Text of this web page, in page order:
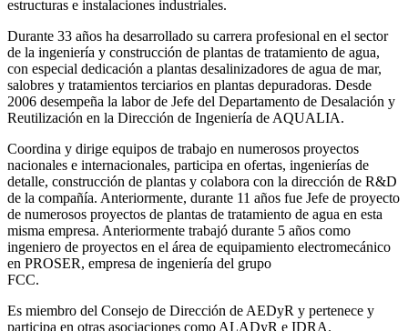
estructuras e instalaciones industriales.
Durante 33 años ha desarrollado su carrera profesional en el sector
de la ingeniería y construcción de plantas de tratamiento de agua,
con especial dedicación a plantas desalinizadores de agua de mar,
salobres y tratamientos terciarios en plantas depuradoras. Desde
2006 desempeña la labor de Jefe del Departamento de Desalación y
Reutilización en la Dirección de Ingeniería de AQUALIA.
Coordina y dirige equipos de trabajo en numerosos proyectos
nacionales e internacionales, participa en ofertas, ingenierías de
detalle, construcción de plantas y colabora con la dirección de R&D
de la compañía. Anteriormente, durante 11 años fue Jefe de proyecto
de numerosos proyectos de plantas de tratamiento de agua en esta
misma empresa. Anteriormente trabajó durante 5 años como
ingeniero de proyectos en el área de equipamiento electromecánico
en PROSER, empresa de ingeniería del grupo
FCC.
Es miembro del Consejo de Dirección de AEDyR y pertenece y
participa en otras asociaciones como ALADyR e IDRA.